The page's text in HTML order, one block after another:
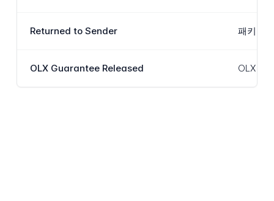
Returned to Sender 패키지
OLX Guarantee Released OLX